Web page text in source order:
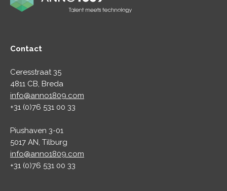
Contact
Ceresstraat 35
4811 CB, Breda
info@anno1809.com
+31 (0)76 531 00 33
Piushaven 3-01
5017 AN, Tilburg
info@anno1809.com
+31 (0)76 531 00 33